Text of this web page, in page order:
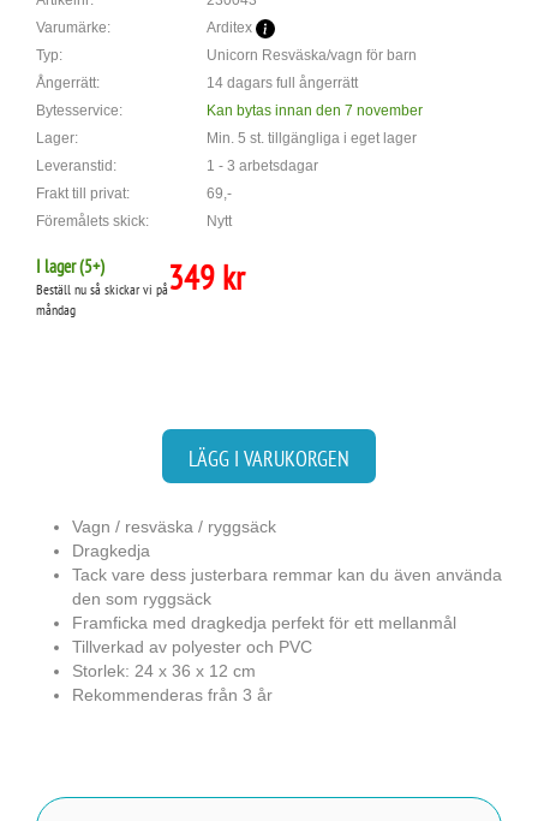
Varumärke:
Arditex
Typ:
Unicorn Resväska/vagn för barn
Ångerrätt:
14 dagars full ångerrätt
Bytesservice:
Kan bytas innan den 7 november
Lager:
Min. 5 st. tillgängliga i eget lager
Leveranstid:
1 - 3 arbetsdagar
Frakt till privat:
69,-
Föremålets skick:
Nytt
I lager (5+)
Beställ nu så skickar vi på
måndag
349 kr
LÄGG I VARUKORGEN
Vagn / resväska / ryggsäck
Dragkedja
Tack vare dess justerbara remmar kan du även använda
den som ryggsäck
Framficka med dragkedja perfekt för ett mellanmål
Tillverkad av polyester och PVC
Storlek: 24 x 36 x 12 cm
Rekommenderas från 3 år